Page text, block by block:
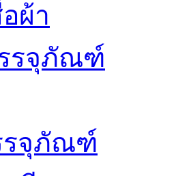
ผ้า
รจุภัณฑ์
รจุภัณฑ์